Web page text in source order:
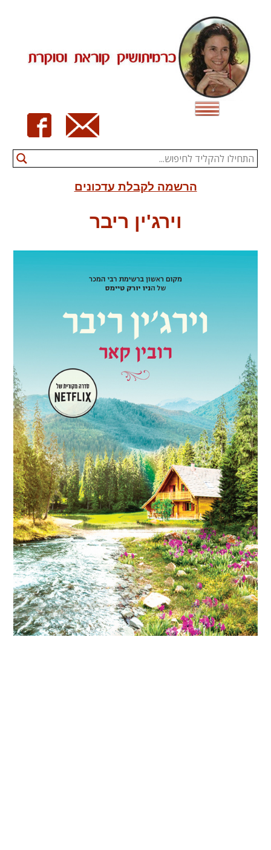
content
הרשמה לקבלת עדכונים
וירג'ין ריבר